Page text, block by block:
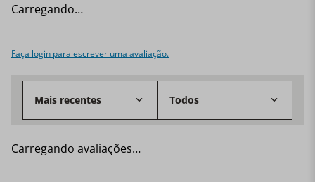
Carregando…
Faça login para escrever uma avaliação.
Mais recentes Todos
Carregando avaliações…